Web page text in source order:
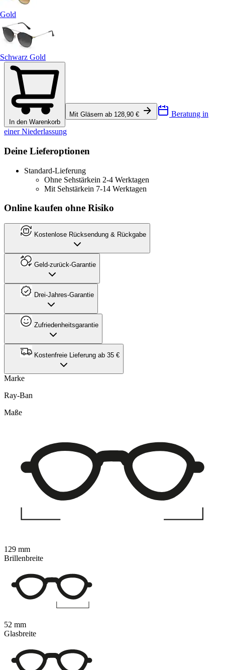
Gold
Schwarz Gold
In den Warenkorb
Mit Gläsern ab 128,90 € Beratung in
einer Niederlassung
Deine Lieferoptionen
Standard-Lieferung
Ohne Sehstärkein 2-4 Werktagen
Mit Sehstärkein 7-14 Werktagen
Online kaufen ohne Risiko
Kostenlose Rücksendung & Rückgabe
Geld-zurück-Garantie
Drei-Jahres-Garantie
Zufriedenheitsgarantie
Kostenfreie Lieferung ab 35 €
Marke
Ray-Ban
Maße
129 mm
Brillenbreite
52 mm
Glasbreite